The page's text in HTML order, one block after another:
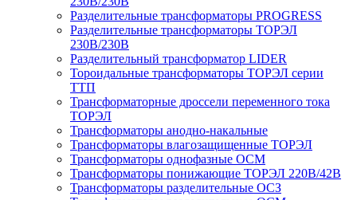
Разделительные трансформаторы PROGRESS
Разделительные трансформаторы ТОРЭЛ
230В/230В
Разделительный трансформатор LIDER
Тороидальные трансформаторы ТОРЭЛ серии
ТТП
Трансформаторные дроссели переменного тока
ТОРЭЛ
Трансформаторы анодно-накальные
Трансформаторы влагозащищенные ТОРЭЛ
Трансформаторы однофазные ОСМ
Трансформаторы понижающие ТОРЭЛ 220В/42В
Трансформаторы разделительные ОСЗ